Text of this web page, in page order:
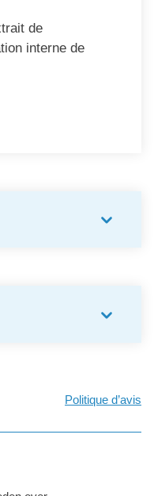
de
interne de
Politique d’avis